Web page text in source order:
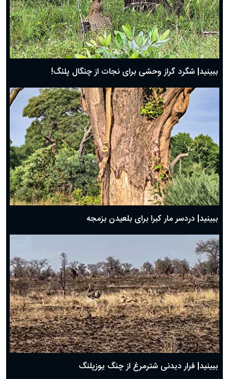
ببینید| شگرد گراز وحشی برای نجات از چنگال پلنگ!
ببینید| دردسر مار کبرا برای بلعیدن بزمجه
ببینید| فرار دیدنی شترمرغ از چنگ یوزپلنگ